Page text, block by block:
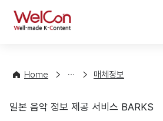
WelCon
Home
컨
팅
해
기
정
매체정보
매체정보
일본 음악 정보 제공 서비스 BARKS